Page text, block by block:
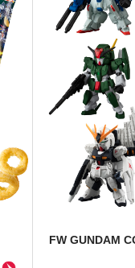
FW GUNDAM